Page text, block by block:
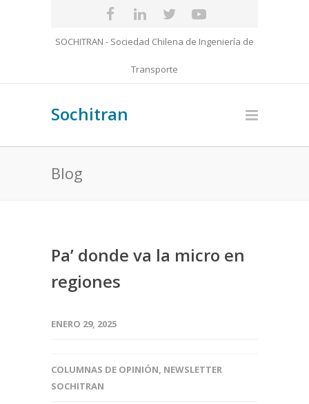
SOCHITRAN - Sociedad Chilena de Ingeniería de
Transporte
Sochitran
Blog
Pa’ donde va la micro en
regiones
ENERO 29, 2025
COLUMNAS DE OPINIÓN, NEWSLETTER
SOCHITRAN